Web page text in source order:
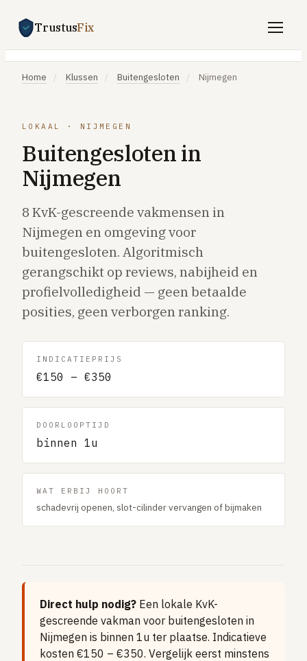
TrustusFix
Gratis offertes aanvragen
Klussen
SPOED 24/7
CV-storing
Warmtepomp-storing
Lekkage
Daklekkage
Afvoer verstopt
Gaslucht
Stroom uitgevallen
Buitengesloten
Keuken vervangen
Dakkapel plaatsen
TUIN
Tuin aanleg of renovatie
Warmtepomp plaatsen
Vloerverwarming aanleggen
Airco installeren
Home / Klussen / Buitengesloten / Nijmegen
LOKAAL · NIJMEGEN
Buitengesloten in
Nijmegen
8 KvK-gescreende vakmensen in
Nijmegen en omgeving voor
buitengesloten. Algoritmisch
gerangschikt op reviews, nabijheid en
profielvolledigheid — geen betaalde
posities, geen verborgen ranking.
INDICATIEPRIJS
€150 – €350
DOORLOOPTIJD
binnen 1u
WAT ERBIJ HOORT
schadevrij openen, slot-cilinder vervangen of bijmaken
Direct hulp nodig? Een lokale KvK-
gescreende vakman voor buitengesloten in
Nijmegen is binnen 1u ter plaatse. Indicatieve
kosten €150 – €350. Vergelijk eerst minstens